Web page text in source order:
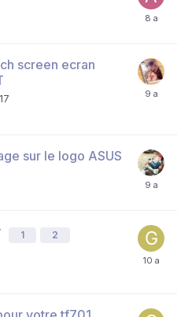
screen ecran
sur le logo ASUS
1 2